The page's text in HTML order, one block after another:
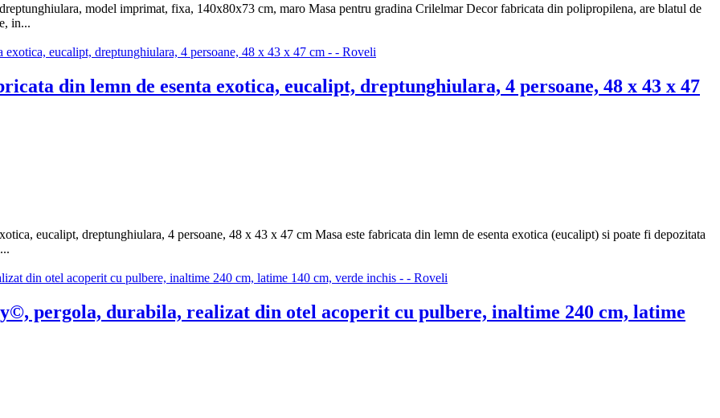
model imprimat, fixa, 140x80x73 cm, maro Masa pentru gradina Crilelmar Decor fabricata din polipropilena, are blatul de
in...
din lemn de esenta exotica, eucalipt, dreptunghiulara, 4 persoane, 48 x 43 x 47
eucalipt, dreptunghiulara, 4 persoane, 48 x 43 x 47 cm Masa este fabricata din lemn de esenta exotica (eucalipt) si poate fi depozitata
pergola, durabila, realizat din otel acoperit cu pulbere, inaltime 240 cm, latime